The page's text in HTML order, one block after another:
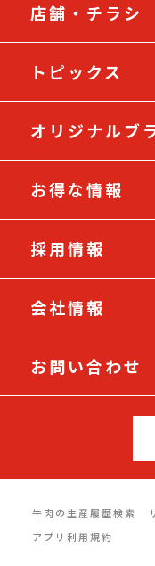
店舗・チラシ
トピックス
オリジナルブ
お得な情報
採用情報
会社情報
お問い合わせ
牛肉の生産履歴検索
アプリ利用規約